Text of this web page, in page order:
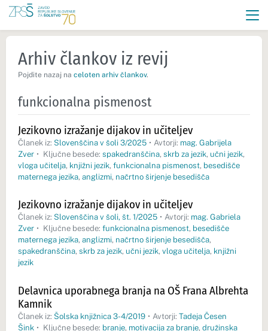
Arhiv člankov iz revij
Pojdite nazaj na celoten arhiv člankov.
funkcionalna pismenost
Jezikovno izražanje dijakov in učiteljev
Članek iz: Slovenščina v šoli 3/2025 • Avtorji: mag. Gabrijela
Zver • Ključne besede: spakedranščina, skrb za jezik, učni jezik,
vloga učitelja, knjižni jezik, funkcionalna pismenost, besedišče
maternega jezika, anglizmi, načrtno širjenje besedišča
Jezikovno izražanje dijakov in učiteljev
Članek iz: Slovenščina v šoli, št. 1/2025 • Avtorji: mag. Gabriela
Zver • Ključne besede: funkcionalna pismenost, besedišče
maternega jezika, anglizmi, načrtno širjenje besedišča,
spakedranščina, skrb za jezik, učni jezik, vloga učitelja, knjižni
jezik
Delavnica uporabnega branja na OŠ Frana Albrehta
Kamnik
Članek iz: Šolska knjižnica 3-4/2019 • Avtorji: Tadeja Česen
Šink • Ključne besede: branje, motivacija za branje, družinska